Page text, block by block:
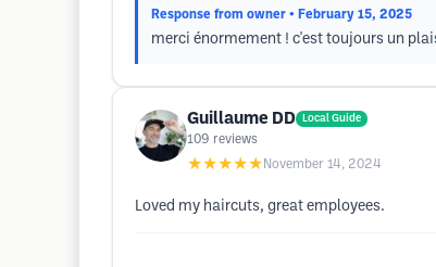
Response from owner • February 15, 2025
merci énormement ! c'est toujours un
Guillaume DD Local Guide
109 reviews
★★★★★ November 14, 2024
Loved my haircuts, great employees.